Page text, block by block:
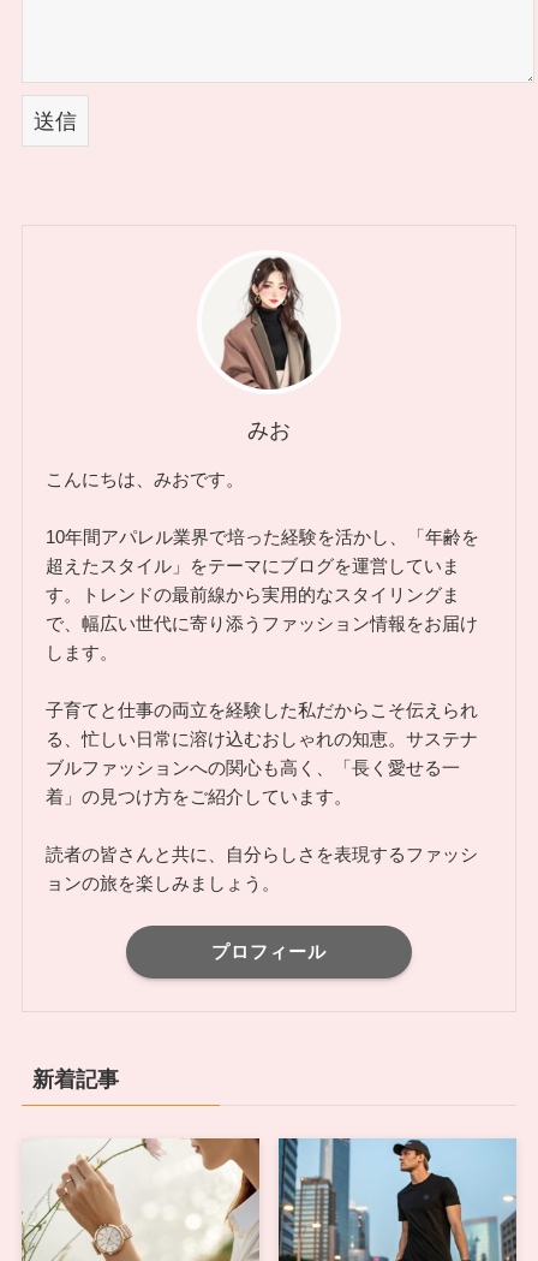
みお
こんにちは、みおです。
10年間アパレル業界で培った経験を活かし、「年齢を
超えたスタイル」をテーマにブログを運営していま
す。トレンドの最前線から実用的なスタイリングま
で、幅広い世代に寄り添うファッション情報をお届け
します。
子育てと仕事の両立を経験した私だからこそ伝えられ
る、忙しい日常に溶け込むおしゃれの知恵。サステナ
ブルファッションへの関心も高く、「長く愛せる一
着」の見つけ方をご紹介しています。
読者の皆さんと共に、自分らしさを表現するファッシ
ョンの旅を楽しみましょう。
プロフィール
新着記事